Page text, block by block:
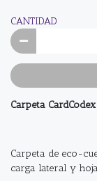
CANTIDAD
Carpeta
Carpeta de eco-
carga lateral y